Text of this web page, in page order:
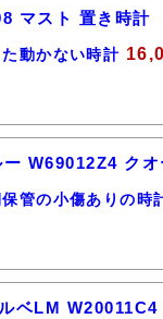
マスト 置き時計
動かない時計
W69012Z4 ク
管の小傷ありの時
ベLM